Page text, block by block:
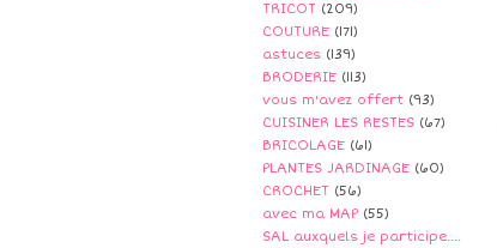
TRICOT (209)
COUTURE (171)
astuces (139)
BRODERIE (113)
vous m'avez offert (93)
CUISINER LES RESTES (67)
BRICOLAGE (61)
PLANTES JARDINAGE (60)
CROCHET (56)
avec ma MAP (55)
SAL auxquels je participe....